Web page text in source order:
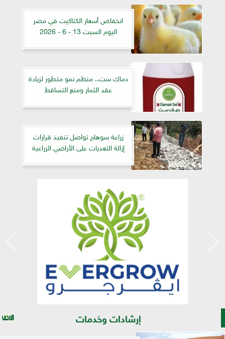
انخفاض أسعار الكتاكيت في مصر
اليوم السبت 13 - 6 - 2026
دماك ست.. منظم نمو متطور لزيادة
عقد الثمار ومنع التساقط
زراعة سوهاج تواصل تنفيذ قرارات
إزالة التعديات على الأراضي الزراعية
إرشادات وخدمات